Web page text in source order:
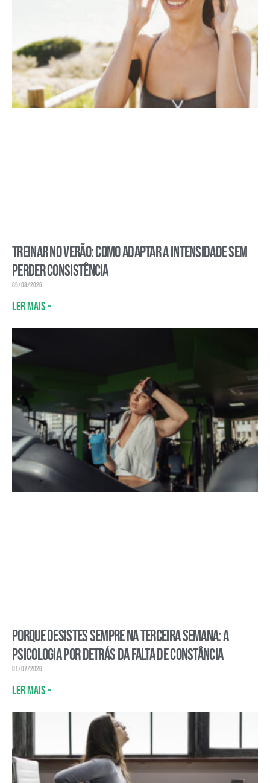
Treinar no verão: como adaptar a intensidade sem
perder consistência
05/08/2026
Ler mais »
Porque desistes sempre na terceira semana: a
psicologia por detrás da falta de constância
01/07/2026
Ler mais »